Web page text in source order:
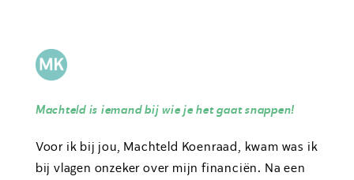
Machteld is iemand bij wie je het gaat snappen!
Voor ik bij jou, Machteld Koenraad, kwam was ik
bij vlagen onzeker over mijn financiën. Na een